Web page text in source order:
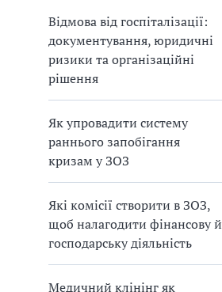
Відмова від госпіталізації:
документування, юридичні
ризики та організаційні
рішення
Як упровадити систему
раннього запобігання
кризам у ЗОЗ
Які комісії створити в ЗОЗ,
щоб налагодити фінансову й
господарську діяльність
Медичний клінінг як